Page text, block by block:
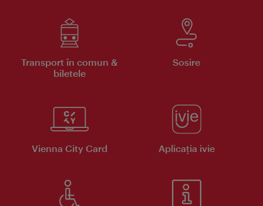
Transport în comun &
biletele
Sosire
Vienna City Card Aplicaţia ivie